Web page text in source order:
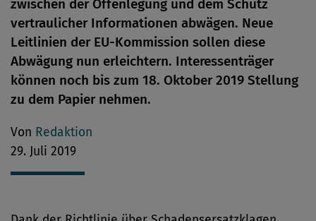
zwischen der Offenlegung und dem Schutz
vertraulicher Informationen abwägen. Neue
Leitlinien der EU-Kommission sollen diese
Abwägung nun erleichtern. Interessenträger
können noch bis zum 18. Oktober 2019 Stellung
zu dem Papier nehmen.
Von Redaktion
29. Juli 2019